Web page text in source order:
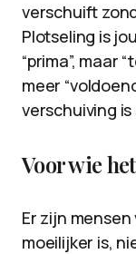
verschuift
Plotseling is
“prima”, maar
meer
verschuiving
Voor wie
Er zijn
moeilijker is,